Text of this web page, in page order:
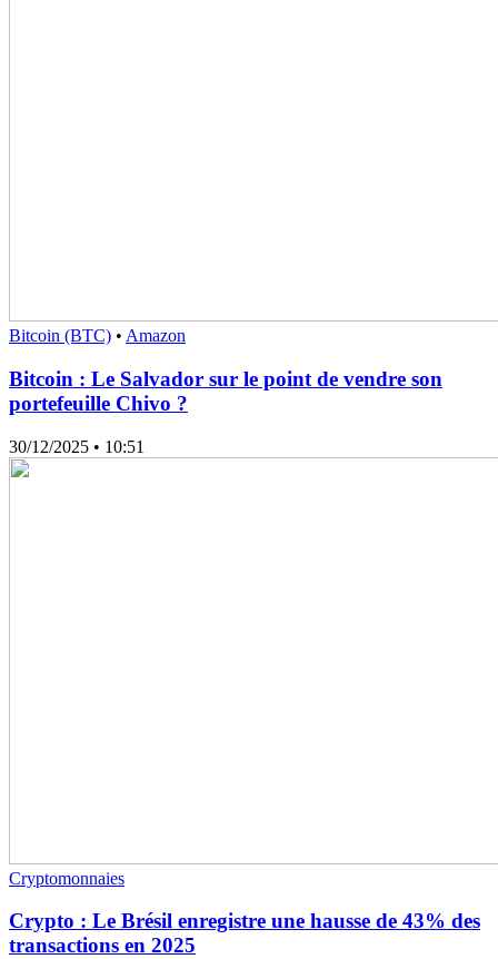
Bitcoin (BTC) • Amazon
Bitcoin : Le Salvador sur le point de vendre son
portefeuille Chivo ?
30/12/2025 • 10:51
Cryptomonnaies
Crypto : Le Brésil enregistre une hausse de 43% des
transactions en 2025